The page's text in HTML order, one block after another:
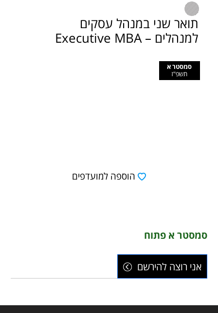
תואר שני במנהל עסקים
למנהלים – Executive MBA
סמסטר א
תשפ"ז
הוספה למועדפים
סמסטר א פתוח
אני רוצה להירשם